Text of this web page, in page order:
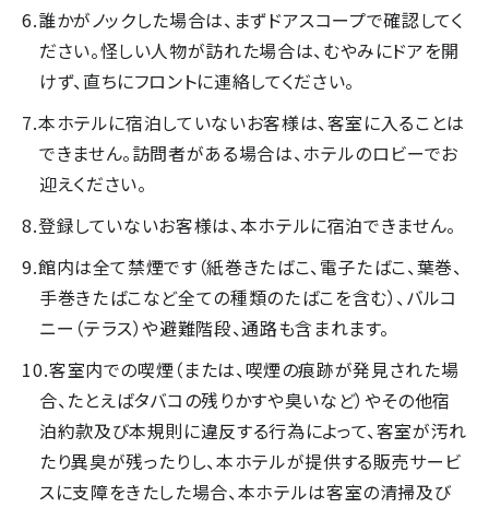
誰かがノックした場合は、まずドアスコープで確認してく
ださい。怪しい人物が訪れた場合は、むやみにドアを開
けず、直ちにフロントに連絡してください。
本ホテルに宿泊していないお客様は、客室に入ることは
できません。訪問者がある場合は、ホテルのロビーでお
迎えください。
登録していないお客様は、本ホテルに宿泊できません。
館内は全て禁煙です（紙巻きたばこ、電子たばこ、葉巻、
手巻きたばこなど全ての種類のたばこを含む）、バルコ
ニー（テラス）や避難階段、通路も含まれます。
客室内での喫煙（または、喫煙の痕跡が発見された場
合、たとえばタバコの残りかすや臭いなど）やその他宿
泊約款及び本規則に違反する行為によって、客室が汚れ
たり異臭が残ったりし、本ホテルが提供する販売サービ
スに支障をきたした場合、本ホテルは客室の清掃及び